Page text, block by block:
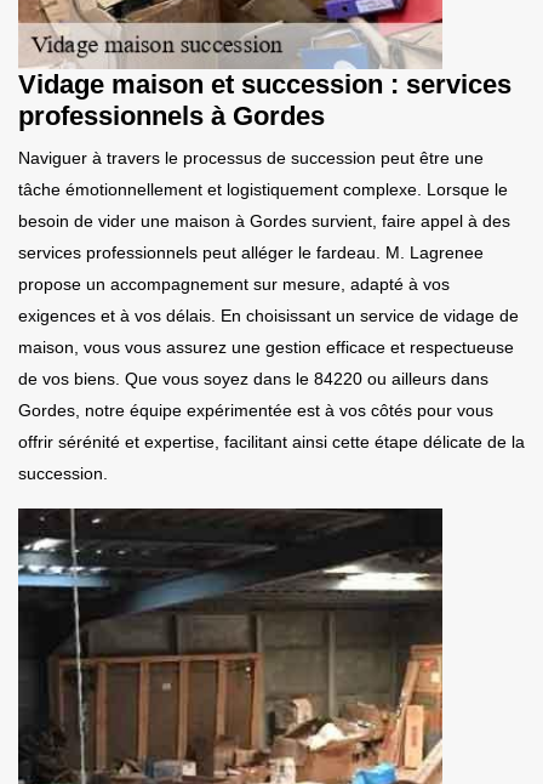
Vidage maison et succession : services
professionnels à Gordes
Naviguer à travers le processus de succession peut être une
tâche émotionnellement et logistiquement complexe. Lorsque le
besoin de vider une maison à Gordes survient, faire appel à des
services professionnels peut alléger le fardeau. M. Lagrenee
propose un accompagnement sur mesure, adapté à vos
exigences et à vos délais. En choisissant un service de vidage de
maison, vous vous assurez une gestion efficace et respectueuse
de vos biens. Que vous soyez dans le 84220 ou ailleurs dans
Gordes, notre équipe expérimentée est à vos côtés pour vous
offrir sérénité et expertise, facilitant ainsi cette étape délicate de la
succession.